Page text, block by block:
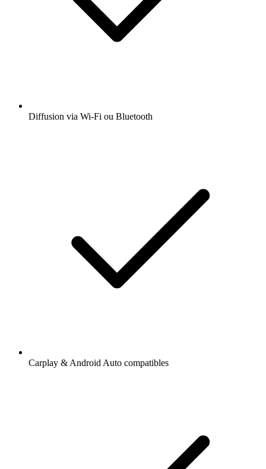
Diffusion via Wi-Fi ou Bluetooth
Carplay & Android Auto compatibles